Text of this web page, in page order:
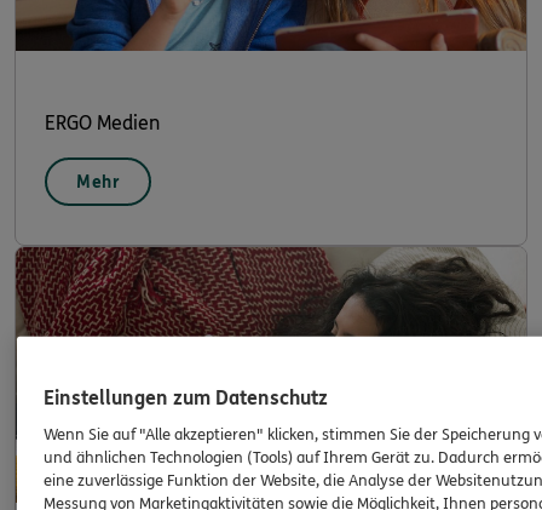
ERGO Medien
Mehr
Einstellungen zum Datenschutz
Wenn Sie auf "Alle akzeptieren" klicken, stimmen Sie der Speicherung
und ähnlichen Technologien (Tools) auf Ihrem Gerät zu. Dadurch
eine zuverlässige Funktion der Website, die Analyse der
Messung von Marketingaktivitäten sowie die Möglichkeit, Ihnen